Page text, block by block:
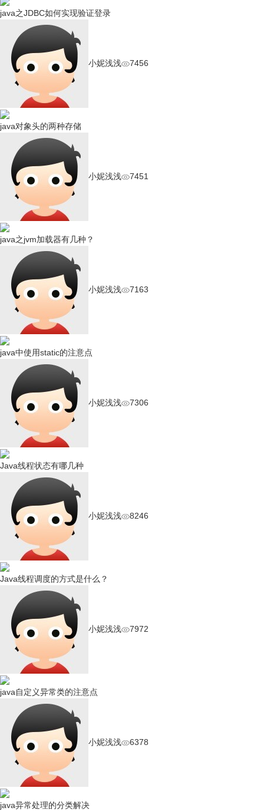
java之JDBC如何实现验证登录
小妮浅浅 7456
java对象头的两种存储
小妮浅浅 7451
java之jvm加载器有几种？
小妮浅浅 7163
java中使用static的注意点
小妮浅浅 7306
Java线程状态有哪几种
小妮浅浅 8246
Java线程调度的方式是什么？
小妮浅浅 7972
java自定义异常类的注意点
小妮浅浅 6378
java异常处理的分类解决